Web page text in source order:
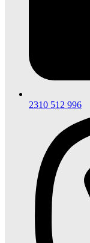
2310 512 996